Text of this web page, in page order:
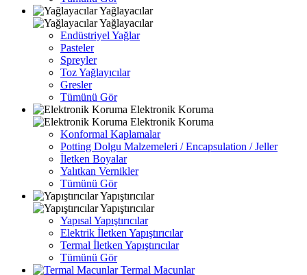
Yağlayacılar
Yağlayacılar
Endüstriyel Yağlar
Pasteler
Spreyler
Toz Yağlayıcılar
Gresler
Tümünü Gör
Elektronik Koruma
Elektronik Koruma
Konformal Kaplamalar
Potting Dolgu Malzemeleri / Encapsulation / Jeller
İletken Boyalar
Yalıtkan Vernikler
Tümünü Gör
Yapıştırıcılar
Yapıştırıcılar
Yapısal Yapıştırıcılar
Elektrik İletken Yapıştırıcılar
Termal İletken Yapıştırıcılar
Tümünü Gör
Termal Macunlar